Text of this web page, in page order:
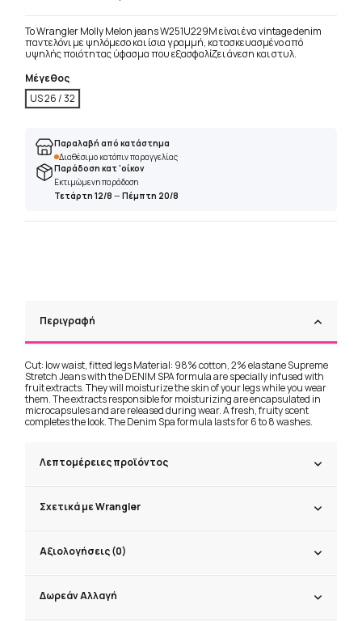
Το Wrangler Molly Melon jeans W251U229M είναι ένα vintage denim
παντελόνι με ψηλόμεσο και ίσια γραμμή, κατασκευασμένο από
υψηλής ποιότητας ύφασμα που εξασφαλίζει άνεση και στυλ.
Μέγεθος
US 26 / 32
Παραλαβή από κατάστημα
Διαθέσιμο κατόπιν παραγγελίας
Παράδοση κατ 'οίκον
Εκτιμώμενη παράδοση
Τετάρτη 12/8 —Πέμπτη 20/8
Περιγραφή
Cut: low waist, fitted legs Material: 98% cotton, 2% elastane Supreme
Stretch Jeans with the DENIM SPA formula are specially infused with
fruit extracts. They will moisturize the skin of your legs while you wear
them. The extracts responsible for moisturizing are encapsulated in
microcapsules and are released during wear. A fresh, fruity scent
completes the look. The Denim Spa formula lasts for 6 to 8 washes.
Λεπτομέρειες προϊόντος
Σχετικά με Wrangler
Αξιολογήσεις (0)
Δωρεάν Αλλαγή